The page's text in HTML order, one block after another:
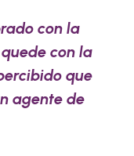
con la
con la
que
agente de